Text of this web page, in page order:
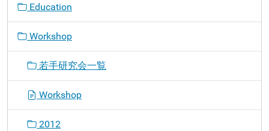
Education
Workshop
若手研究会一覧
Workshop
2012